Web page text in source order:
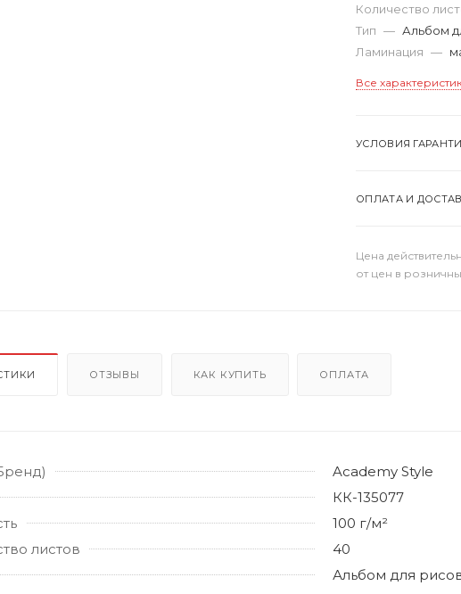
Количество
Тип — Альбом
Ламинация —
Все
УСЛОВИЯ
ОПЛАТА И
Цена
от цен в
ОТЗЫВЫ КАК КУПИТЬ ОПЛАТА
Academy Style
КК-135077
100 г/м²
листов
40
Альбом для